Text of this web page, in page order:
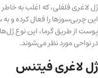
ژل لاغری فلفلی، که اغلب به
این چربی‌سوزها را فعال کرده و
پوست از طریق گرما، این نوع
در نواحی مورد نظر می‌شوند.
ژل لاغری فیتنس